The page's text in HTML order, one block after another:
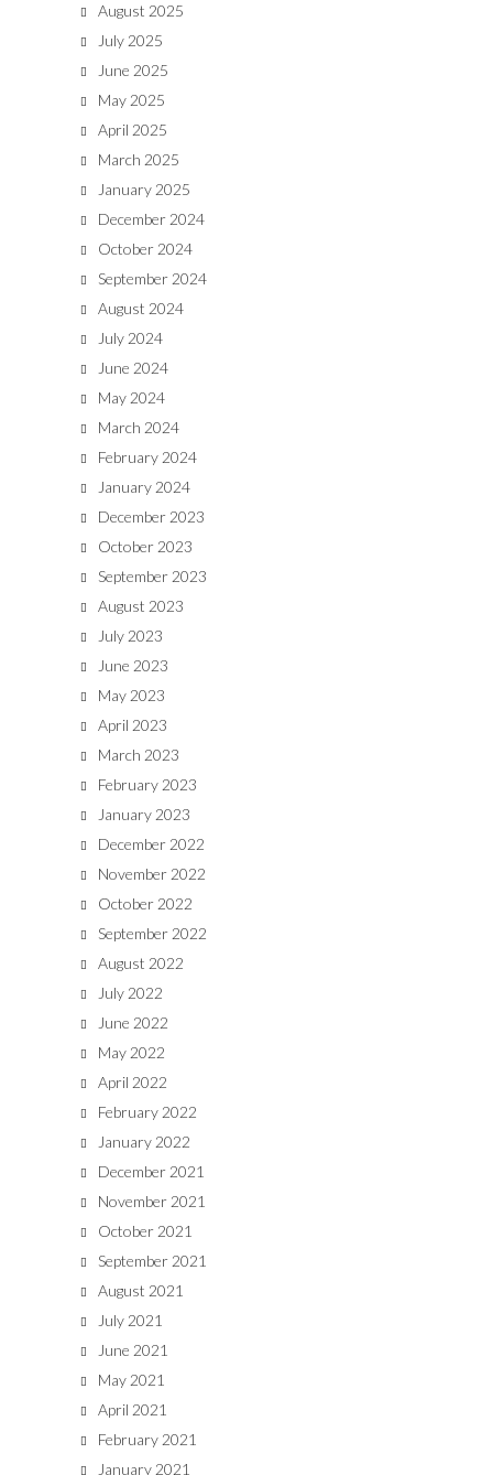
August 2025
July 2025
June 2025
May 2025
April 2025
March 2025
January 2025
December 2024
October 2024
September 2024
August 2024
July 2024
June 2024
May 2024
March 2024
February 2024
January 2024
December 2023
October 2023
September 2023
August 2023
July 2023
June 2023
May 2023
April 2023
March 2023
February 2023
January 2023
December 2022
November 2022
October 2022
September 2022
August 2022
July 2022
June 2022
May 2022
April 2022
February 2022
January 2022
December 2021
November 2021
October 2021
September 2021
August 2021
July 2021
June 2021
May 2021
April 2021
February 2021
January 2021